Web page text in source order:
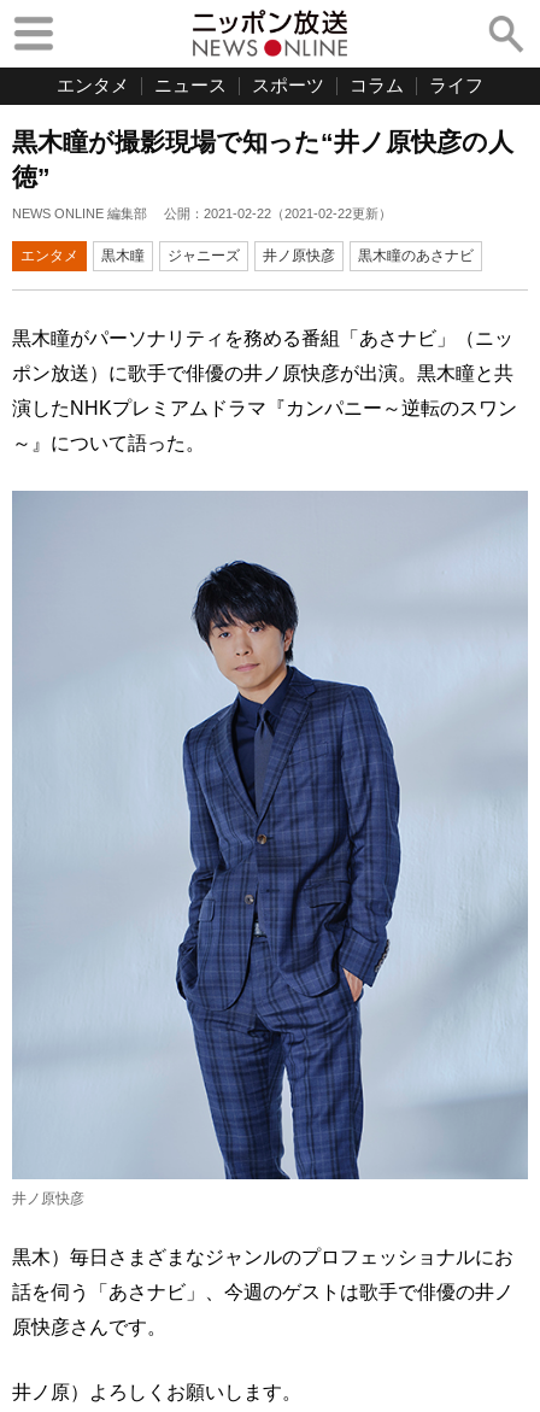
エンタメ ニュース スポーツ コラム ライフ
黒木瞳が撮影現場で知った“井ノ原快彦の人
徳”
NEWS ONLINE 編集部 公開： 2021-02-22 （2021-02-22更新）
エンタメ 黒木瞳 ジャニーズ 井ノ原快彦 黒木瞳のあさナビ
黒木瞳がパーソナリティを務める番組「あさナビ」（ニッ
ポン放送）に歌手で俳優の井ノ原快彦が出演。黒木瞳と共
演したNHKプレミアムドラマ『カンパニー～逆転のスワン
～』について語った。
井ノ原快彦
黒木）毎日さまざまなジャンルのプロフェッショナルにお
話を伺う「あさナビ」、今週のゲストは歌手で俳優の井ノ
原快彦さんです。
井ノ原）よろしくお願いします。